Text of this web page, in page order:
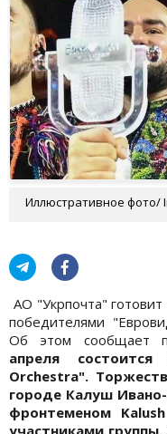
Иллюстративное фото/
АО "Укрпочта"
победителями
Об этом сообщает
апреля
Orchestra".
городе Калуш
фронтеменом
участниками